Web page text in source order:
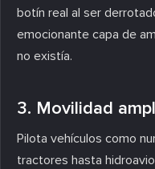
botín real al ser
emocionante capa de
no existía.
3. Movilidad
Pilota vehículos como
tractores hasta